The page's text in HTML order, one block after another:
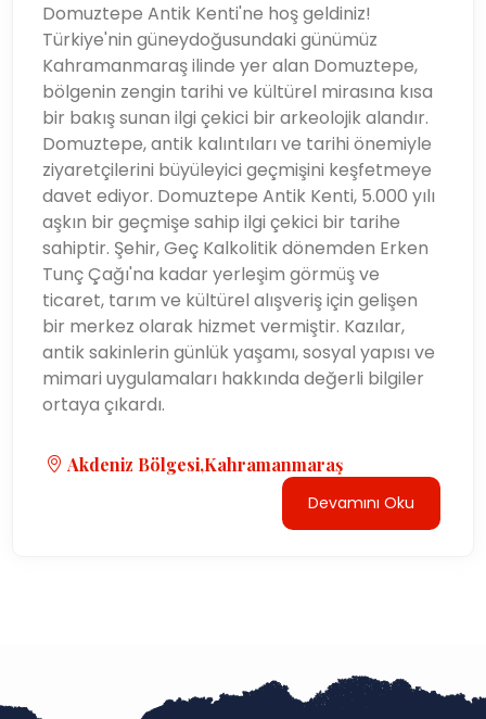
Domuztepe Antik Kenti'ne hoş geldiniz!
Türkiye'nin güneydoğusundaki günümüz
Kahramanmaraş ilinde yer alan Domuztepe,
bölgenin zengin tarihi ve kültürel mirasına kısa
bir bakış sunan ilgi çekici bir arkeolojik alandır.
Domuztepe, antik kalıntıları ve tarihi önemiyle
ziyaretçilerini büyüleyici geçmişini keşfetmeye
davet ediyor. Domuztepe Antik Kenti, 5.000 yılı
aşkın bir geçmişe sahip ilgi çekici bir tarihe
sahiptir. Şehir, Geç Kalkolitik dönemden Erken
Tunç Çağı'na kadar yerleşim görmüş ve
ticaret, tarım ve kültürel alışveriş için gelişen
bir merkez olarak hizmet vermiştir. Kazılar,
antik sakinlerin günlük yaşamı, sosyal yapısı ve
mimari uygulamaları hakkında değerli bilgiler
ortaya çıkardı.
Akdeniz Bölgesi,Kahramanmaraş
Devamını Oku